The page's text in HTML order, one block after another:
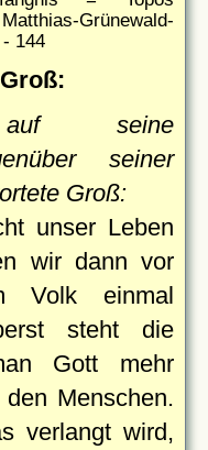
Grünewald-
144
auf seine
seiner
Groß:
unser Leben
wir dann vor
Volk einmal
steht die
Gott mehr
Menschen.
verlangt wird,